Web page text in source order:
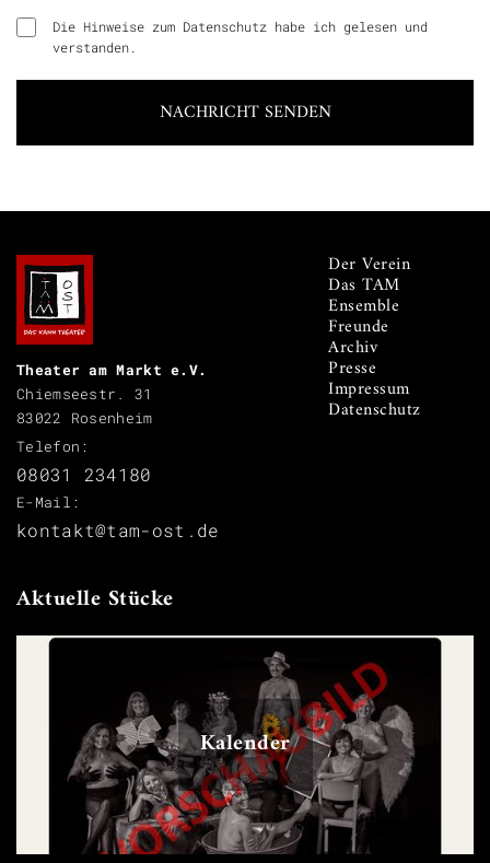
Die Hinweise zum Datenschutz habe ich gelesen und
verstanden.
Theater am Markt e.V.
Chiemseestr. 31
83022 Rosenheim
Telefon:
08031 234180
E-Mail:
kontakt@tam-ost.de
Der Verein
Das TAM
Ensemble
Freunde
Archiv
Presse
Impressum
Datenschutz
Aktuelle Stücke
Kalender